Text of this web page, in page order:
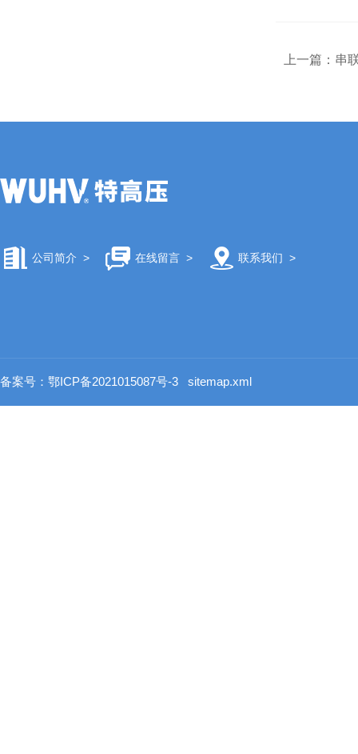
上一篇： 串
公司简介 > 在线留言> 联系我们 >
备案号：鄂ICP备2021015087号-3 sitemap.xml